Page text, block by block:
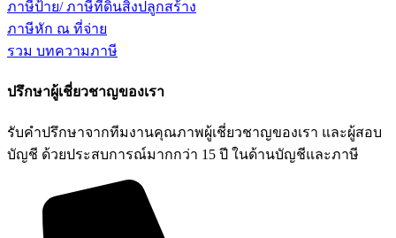
ภาษีป้าย/ ภาษีที่ดินสิ่งปลูกสร้าง
ภาษีหัก ณ ที่จ่าย
รวม บทความภาษี
ปรึกษาผู้เชี่ยวชาญของเรา
รับคำปรึกษาจากทีมงานคุณภาพผู้เชี่ยวชาญของเรา และผู้สอบ
บัญชี ด้วยประสบการณ์มากกว่า 15 ปี ในด้านบัญชีและภาษี